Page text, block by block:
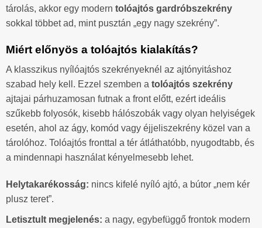
tárolás, akkor egy modern tolóajtós gardróbszekrény
sokkal többet ad, mint pusztán „egy nagy szekrény”.
Miért előnyös a tolóajtós kialakítás?
A klasszikus nyílóajtós szekrényeknél az ajtónyitáshoz
szabad hely kell. Ezzel szemben a tolóajtós szekrény
ajtajai párhuzamosan futnak a front előtt, ezért ideális
szűkebb folyosók, kisebb hálószobák vagy olyan helyiségek
esetén, ahol az ágy, komód vagy éjjeliszekrény közel van a
tárolóhoz. Tolóajtós fronttal a tér átláthatóbb, nyugodtabb, és
a mindennapi használat kényelmesebb lehet.
Helytakarékosság: nincs kifelé nyíló ajtó, a bútor „nem kér
plusz teret”.
Letisztult megjelenés: a nagy, egybefüggő frontok modern